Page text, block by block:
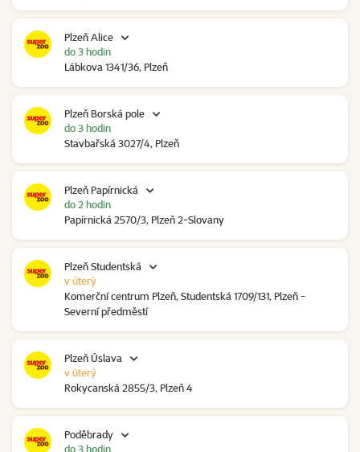
Plzeň Alice
Lábkova 1341/36, Plzeň
do 3 hodin
Plzeň Borská pole
Stavbařská 3027/4, Plzeň
do 3 hodin
Plzeň Papírnická
Papírnická 2570/3, Plzeň 2-Slovany
do 2 hodin
Plzeň Studentská
Komerční centrum Plzeň, Studentská 1709/131, Plzeň -
Severní předměstí
v úterý
Plzeň Úslava
Rokycanská 2855/3, Plzeň 4
v úterý
Poděbrady
do 3 hodin